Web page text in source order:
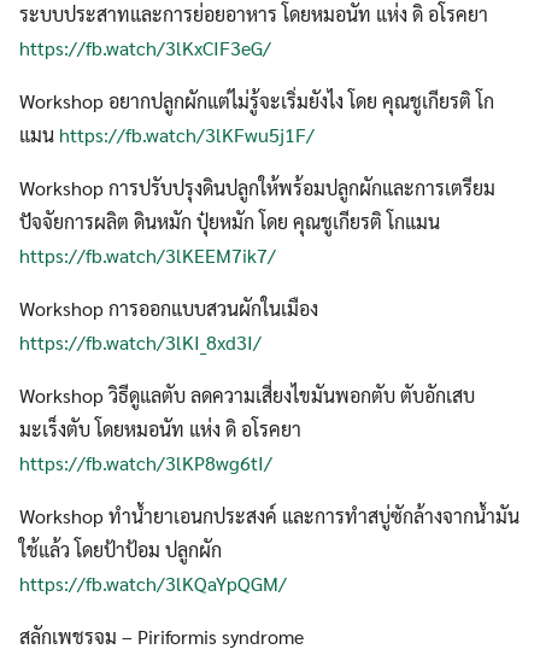
ระบบประสาทและการย่อยอาหาร โดยหมอนัท แห่ง ดิ อโรคยา
https://fb.watch/3lKxCIF3eG/
Workshop อยากปลูกผักแต่ไม่รู้จะเริ่มยังไง โดย คุณชูเกียรติ โก
แมน https://fb.watch/3lKFwu5j1F/
Workshop การปรับปรุงดินปลูกให้พร้อมปลูกผักและการเตรียม
ปัจจัยการผลิต ดินหมัก ปุ๋ยหมัก โดย คุณชูเกียรติ โกแมน
https://fb.watch/3lKEEM7ik7/
Workshop การออกแบบสวนผักในเมือง
https://fb.watch/3lKI_8xd3I/
Workshop วิธีดูแลตับ ลดความเสี่ยงไขมันพอกตับ ตับอักเสบ
มะเร็งตับ โดยหมอนัท แห่ง ดิ อโรคยา
https://fb.watch/3lKP8wg6tI/
Workshop ทำน้ำยาเอนกประสงค์ และการทำสบู่ซักล้างจากน้ำมัน
ใช้แล้ว โดยป้าป้อม ปลูกผัก
https://fb.watch/3lKQaYpQGM/
สลักเพชรจม – Piriformis syndrome